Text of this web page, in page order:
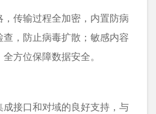
传输过程全加密，内置防病
，防止病毒扩散；敏感内容
方位保障数据安全。
接口和对域的良好支持，与